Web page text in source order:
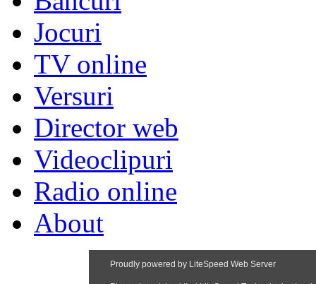
Jocuri
TV online
Versuri
Director web
Videoclipuri
Radio online
About